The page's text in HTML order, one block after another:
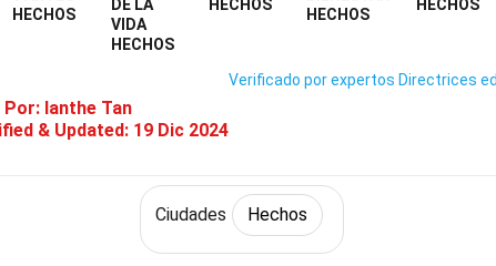
HECHOS
DE LA
VIDA
HECHOS
HECHOS
HECHOS
HECHOS
Por: Ianthe Tan
& Updated: 19 Dic 2024
Verificado por expertos Directrices
Ciudades Hechos